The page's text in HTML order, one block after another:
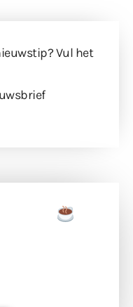
Vul het